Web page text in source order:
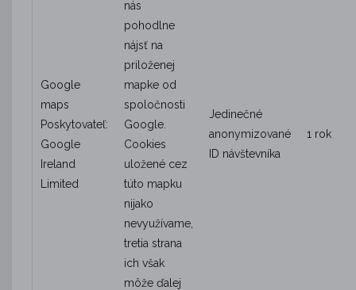
Google
maps
Poskytovateľ:
Google
Ireland
Limited
nás
pohodlne
nájsť na
priloženej
mapke od
spoločnosti
Google.
Cookies
uložené cez
túto mapku
nijako
nevyužívame,
tretia strana
ich však
môže ďalej
Jedinečné
anonymizované
ID návštevníka
1 rok